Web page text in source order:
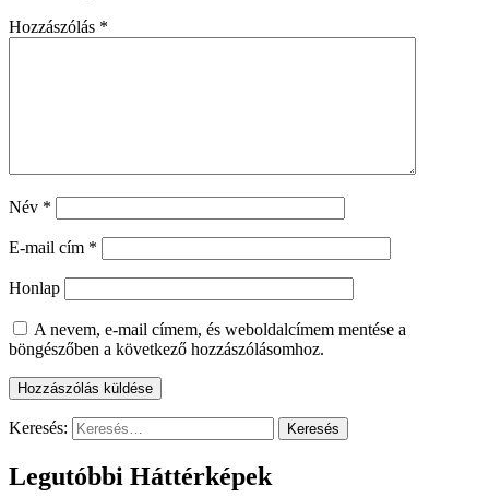
Hozzászólás *
Név *
E-mail cím *
Honlap
A nevem, e-mail címem, és weboldalcímem mentése a
böngészőben a következő hozzászólásomhoz.
Keresés:
Legutóbbi Háttérképek